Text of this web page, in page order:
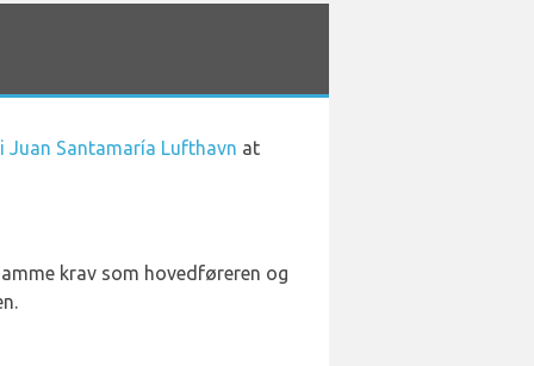
Juan Santamaría Lufthavn at
krav som hovedføreren og